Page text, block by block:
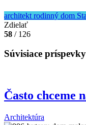
architekt rodinný dom
Zdielať
58 / 126
Súvisiace príspevky
Často chceme
Architektúra